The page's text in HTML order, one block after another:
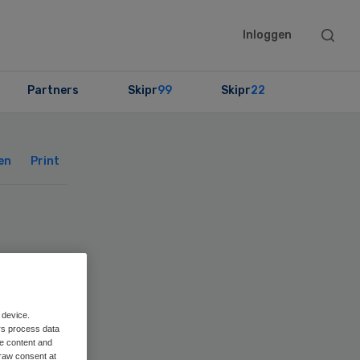
Inloggen
Search
Partners Skipr99 Skipr22
Print
process data
content and
consent at